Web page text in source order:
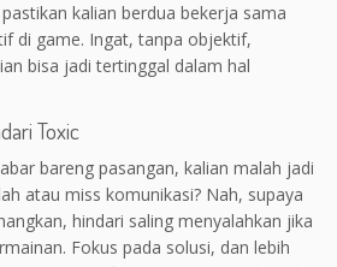
kalian berdua bekerja sama
di game. Ingat, tanpa objektif,
bisa jadi tertinggal dalam hal
Toxic
bareng pasangan, kalian malah jadi
atau miss komunikasi? Nah, supaya
hindari saling menyalahkan jika
Fokus pada solusi, dan lebih